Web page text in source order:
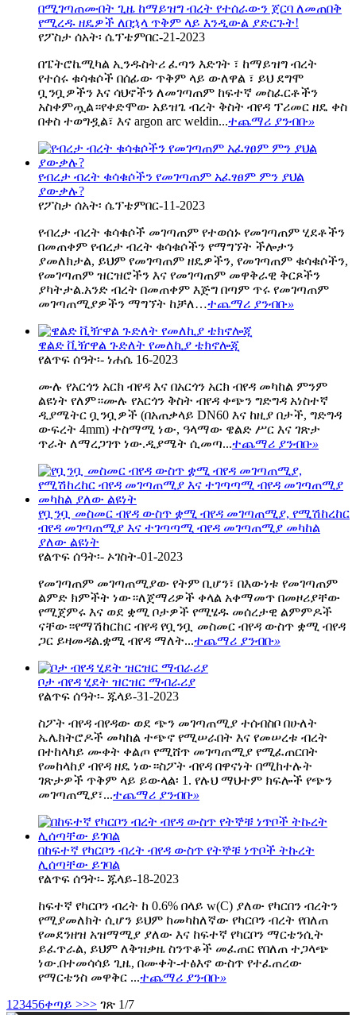
በሚገጣጠሙበት ጊዜ ከማይዝግ ብረት የተሰራውን ጀርባ ለመጠበቅ
የሚረዱ ዘዴዎች ለበኋላ ጥቅም ላይ እንዲውል ያድርጉት!
የፖስታ ሰአት፡ ሴፕቴምበር-21-2023
በፔትሮኬሚካል ኢንዱስትሪ ፈጣን እድገት ፣ ከማይዝግ ብረት
የተሰሩ ቁሳቁሶች በሰፊው ጥቅም ላይ ውለዋል ፣ ይህ ደግሞ
ቧንቧዎችን እና ሳህኖችን ለመገጣጠም ከፍተኛ መስፈርቶችን
አስቀምጧል።የቀድሞው አይዝጌ ብረት ቅስት ብየዳ ፕሪመር ዘዴ ቀስ
በቀስ ተወግዷል፣ እና argon arc weldin...ተጨማሪ ያንብቡ»
የብረታ ብረት ቁሳቁሶችን የመገጣጠም አፈፃፀም ምን ያህል
ያውቃሉ?
የፖስታ ሰአት፡ ሴፕቴምበር-11-2023
የብረታ ብረት ቁሳቁሶች መገጣጠም የተወሰኑ የመገጣጠም ሂደቶችን
በመጠቀም የብረታ ብረት ቁሳቁሶችን የማግኘት ችሎታን
ያመለክታል, ይህም የመገጣጠም ዘዴዎችን, የመገጣጠም ቁሳቁሶችን,
የመገጣጠም ዝርዝሮችን እና የመገጣጠም መዋቅራዊ ቅርጾችን
ያካትታል.አንድ ብረት በመጠቀም እጅግ በጣም ጥሩ የመገጣጠም
መገጣጠሚያዎችን ማግኘት ከቻለ…ተጨማሪ ያንብቡ»
ዌልድ ቪዥዋል ጉድለት የመለኪያ ቴክኖሎጂ
የልጥፍ ሰዓት፡- ነሐሴ 16-2023
ሙሉ የአርጎን አርክ ብየዳ እና በአርጎን አርክ ብየዳ መካከል ምንም
ልዩነት የለም።ሙሉ የአርጎን ቅስት ብየዳ ቀጭን ግድግዳ አነስተኛ
ዲያሜትር ቧንቧዎች (በአጠቃላይ DN60 እና ከዚያ በታች, ግድግዳ
ውፍረት 4mm) ተስማሚ ነው, ዓላማው ዌልድ ሥር እና ገጽታ
ጥራት ለማረጋገጥ ነው.ዲያሜት ሲመጣ...ተጨማሪ ያንብቡ»
የቧንቧ መስመር ብየዳ ውስጥ ቋሚ ብየዳ መገጣጠሚያ, የሚሽከረከር
ብየዳ መገጣጠሚያ እና ተገጣጣሚ ብየዳ መገጣጠሚያ መካከል
ያለው ልዩነት
የልጥፍ ሰዓት፡- ኦገስት-01-2023
የመገጣጠም መገጣጠሚያው የትም ቢሆን፣ በእውነቱ የመገጣጠም
ልምድ ክምችት ነው።ለጀማሪዎች ቀላል አቀማመጥ በመዞሪያቸው
የሚጀምሩ እና ወደ ቋሚ ቦታዎች የሚሄዱ መሰረታዊ ልምምዶች
ናቸው።የማሽከርከር ብየዳ የቧንቧ መስመር ብየዳ ውስጥ ቋሚ ብየዳ
ጋር ይዛመዳል.ቋሚ ብየዳ ማለት...ተጨማሪ ያንብቡ»
ቦታ ብየዳ ሂደት ዝርዝር ማብራሪያ
የልጥፍ ሰዓት፡- ጁላይ-31-2023
ስፖት ብየዳ ብየዳው ወደ ጭን መገጣጠሚያ ተሰብስቦ በሁለት
ኤሌክትሮዶች መካከል ተጭኖ የሚሠራበት እና የመሠረቱ ብረት
በተከላካይ ሙቀት ቀልጦ የሚሸጥ መገጣጠሚያ የሚፈጠርበት
የመከላከያ ብየዳ ዘዴ ነው።ስፖት ብየዳ በዋናነት በሚከተሉት
ገጽታዎች ጥቅም ላይ ይውላል፡ 1. የሉህ ማህተም ክፍሎች የጭን
መገጣጠሚያ፣...ተጨማሪ ያንብቡ»
በከፍተኛ የካርቦን ብረት ብየዳ ውስጥ የትኞቹ ነጥቦች ትኩረት
ሊሰጣቸው ይገባል
የልጥፍ ሰዓት፡- ጁላይ-18-2023
ከፍተኛ የካርቦን ብረት ከ 0.6% በላይ w(C) ያለው የካርበን ብረትን
የሚያመለክት ሲሆን ይህም ከመካከለኛው የካርቦን ብረት የበለጠ
የመደንዘዝ አዝማሚያ ያለው እና ከፍተኛ የካርቦን ማርቴንሲት
ይፈጥራል, ይህም ለቅዝቃዜ ስንጥቆች መፈጠር የበለጠ ተጋላጭ
ነው.በተመሳሳይ ጊዜ, በሙቀት-ተፅእኖ ውስጥ የተፈጠረው
የማርቴንስ መዋቅር ...ተጨማሪ ያንብቡ»
1 23456ቀጣይ >>> ገጽ 1/7